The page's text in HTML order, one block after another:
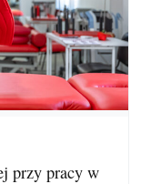
przy pracy w